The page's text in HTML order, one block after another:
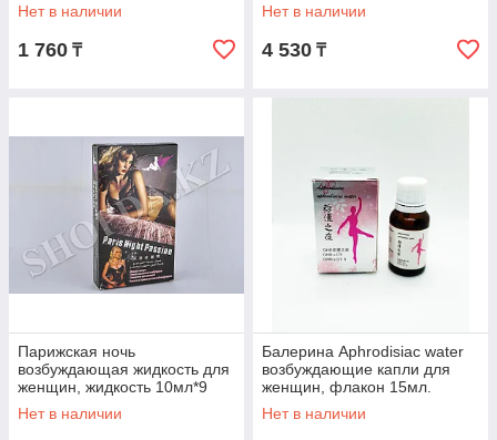
Нет в наличии
1 760 ₸
Нет в наличии
4 530 ₸
Парижская ночь
возбуждающая жидкость для
женщин, жидкость 10мл*9
флаконов
Нет в наличии
Балерина Aphrodisiac water
возбуждающие капли для
женщин, флакон 15мл.
Нет в наличии